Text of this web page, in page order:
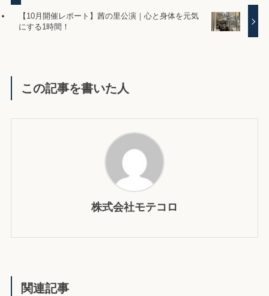
【10月開催レポート】茜の里公演｜心と身体を元気
にする1時間！
この記事を書いた人
株式会社モテコロ
関連記事